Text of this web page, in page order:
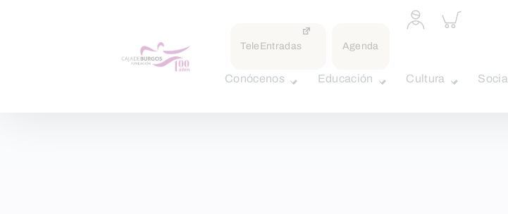
TeleEntradas Agenda
Acceder
a
Inspeccionar
carrito
Conócenos Educación Cultura Social